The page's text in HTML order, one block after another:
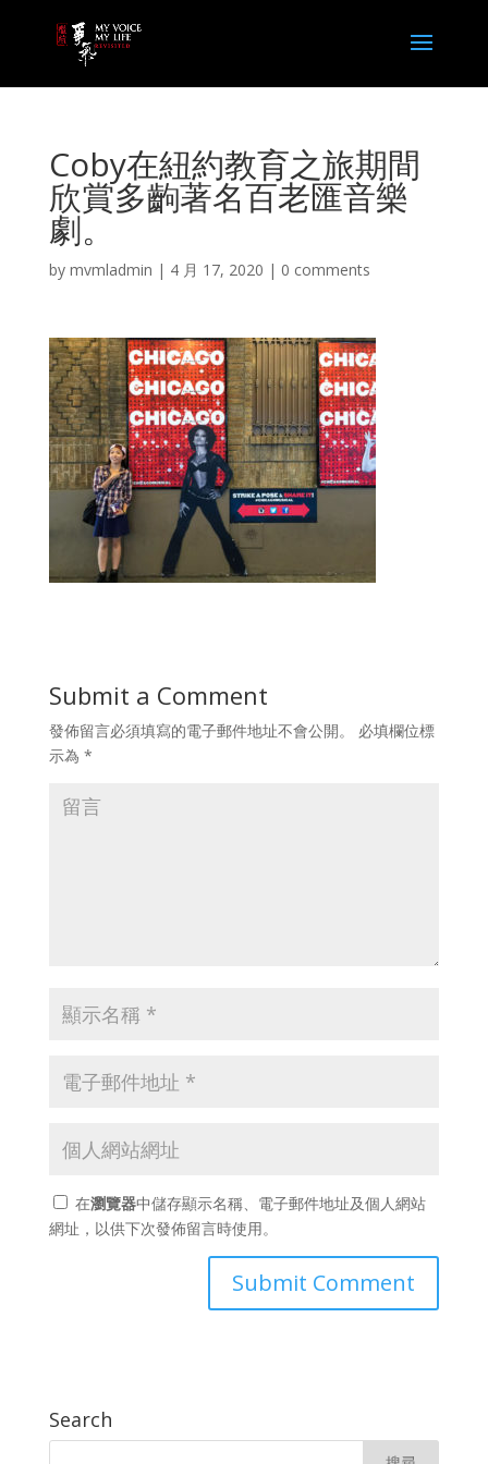
Coby在紐約教育之旅期間
欣賞多齣著名百老匯音樂
劇。
by mvmladmin | 4 月 17, 2020 | 0 comments
Submit a Comment
發佈留言必須填寫的電子郵件地址不會公開。
必填欄位標
示為 *
在瀏覽器中儲存顯示名稱、電子郵件地址及個人網站
網址，以供下次發佈留言時使用。
Search